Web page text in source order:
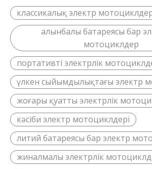
классикалық электр
алынбалы батареясы бар
мотоциклдер
портативті электрлік
үлкен сыйымдылықтағы электр
жоғары қуатты электрлік
кәсіби электр мотоциклдері
литий батареясы бар электр
жиналмалы электрлік